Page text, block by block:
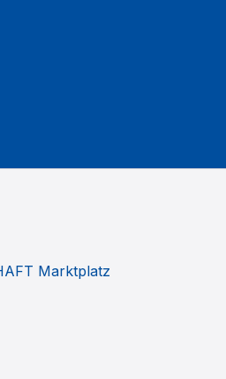
Marktplatz